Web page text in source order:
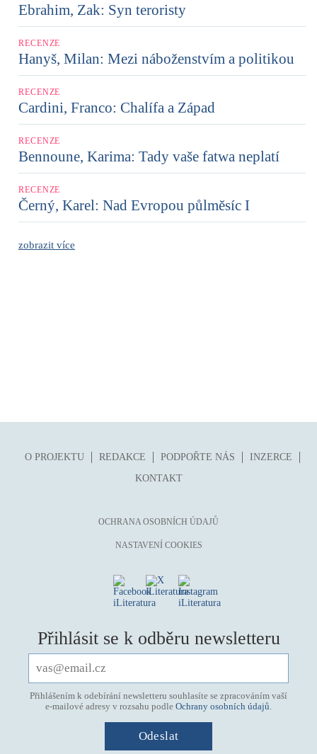
Ebrahim, Zak: Syn teroristy
RECENZE
Hanyš, Milan: Mezi náboženstvím a politikou
RECENZE
Cardini, Franco: Chalífa a Západ
RECENZE
Bennoune, Karima: Tady vaše fatwa neplatí
RECENZE
Černý, Karel: Nad Evropou půlměsíc I
zobrazit více
O PROJEKTU REDAKCE PODPOŘTE NÁS
INZERCE
KONTAKT
OCHRANA OSOBNÍCH ÚDAJŮ
NASTAVENÍ COOKIES
Přihlásit se k odběru newsletteru
Přihlášením k odebírání newsletteru souhlasíte se zpracováním vaší
e-mailové adresy v rozsahu podle Ochrany osobních údajů